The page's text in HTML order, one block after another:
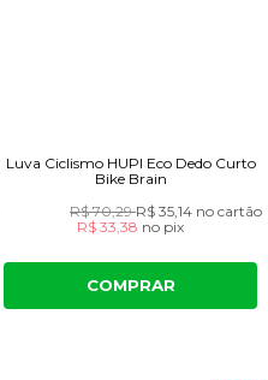
Luva Ciclismo HUPI Eco Dedo Curto
Bike Brain
R$ 70,29R$ 35,14 no cartão
R$ 33,38 no pix
COMPRAR